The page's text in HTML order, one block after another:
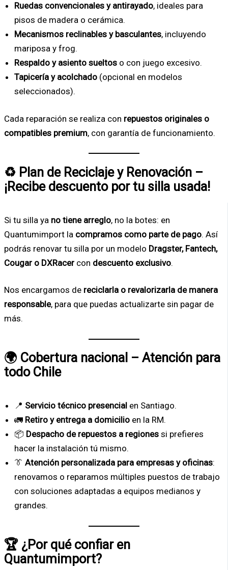
Ruedas convencionales y antirayado, ideales para
pisos de madera o cerámica.
Mecanismos reclinables y basculantes, incluyendo
mariposa y frog.
Respaldo y asiento sueltos o con juego excesivo.
Tapicería y acolchado (opcional en modelos
seleccionados).
Cada reparación se realiza con repuestos originales o
compatibles premium, con garantía de funcionamiento.
♻️ Plan de Reciclaje y Renovación –
¡Recibe descuento por tu silla usada!
Si tu silla ya no tiene arreglo, no la botes: en
Quantumimport la compramos como parte de pago. Así
podrás renovar tu silla por un modelo Dragster, Fantech,
Cougar o DXRacer con descuento exclusivo.
Nos encargamos de reciclarla o revalorizarla de manera
responsable, para que puedas actualizarte sin pagar de
más.
🌍 Cobertura nacional – Atención para
todo Chile
📍 Servicio técnico presencial en Santiago.
🚛 Retiro y entrega a domicilio en la RM.
📦 Despacho de repuestos a regiones si prefieres
hacer la instalación tú mismo.
👔 Atención personalizada para empresas y oficinas:
renovamos o reparamos múltiples puestos de trabajo
con soluciones adaptadas a equipos medianos y
grandes.
🏆 ¿Por qué confiar en
Quantumimport?